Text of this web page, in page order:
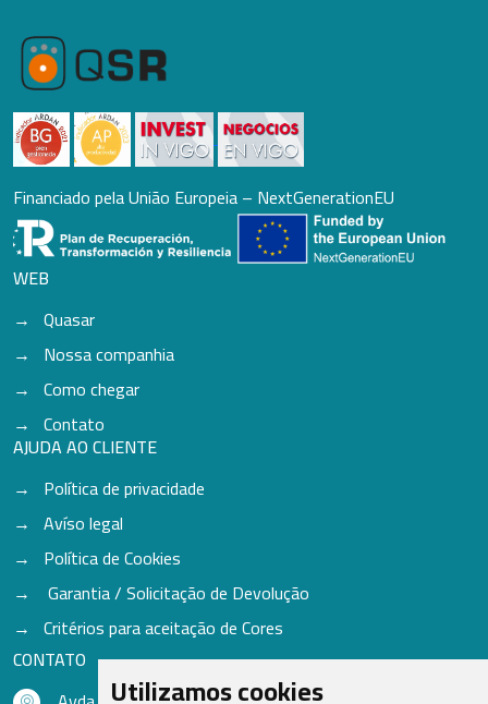
Utilizamos cookies
Financiado pela União Europeia – NextGenerationEU
WEB
Quasar
Nossa companhia
Como chegar
Contato
AJUDA AO CLIENTE
Política de privacidade
Avíso legal
Política de Cookies
Garantia / Solicitação de Devolução
Critérios para aceitação de Cores
CONTATO